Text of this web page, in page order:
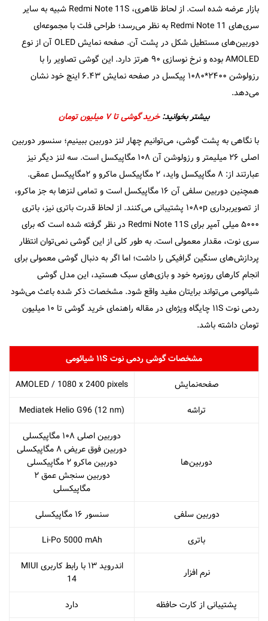
بازار عرضه شده است. از لحاظ ظاهری، Redmi Note 11S شبیه به سایر
سری‌های Redmi Note 11 به نظر می‌رسد؛ طراحی فلت با مجموعه‌ای
دوربین‌های مستطیل شکل در پشت آن. صفحه نمایش OLED آن از نوع
AMOLED بوده و نرخ نو‌سازی ۹۰ هرتز دارد. این گوشی تصاویر را با
رزولوشن ۲۴۰۰*۱۰۸۰ پیکسل در صفحه نمایش ۶.۴۳ اینچ خود نشان
می‌دهد.
بیشتر بخوانید:خرید گوشی تا ۷ میلیون تومان
با نگاهی به پشت گوشی، می‌توانیم چهار لنز دوربین ببینیم؛ سنسور دوربین
اصلی ۲۶ میلیمتر و رزولوشن آن ۱۰۸ مگا‌پیکسل است. سه لنز دیگر نیز
عبارتند از: ۸ مگا‌پیکسل واید، ۲ مگا‌پیکسل ماکرو و ۲مگا‌پیکسل عمقی.
همچنین دوربین سلفی آن ۱۶ مگا‌پیکسل است و تمامی لنز‌ها به جز ماکرو،
از تصویر‌برداری ۱۰۸۰p پشتیبانی می‌کنند. از لحاظ قدرت باتری نیز، باتری
۵۰۰۰ میلی آمپر برای Redmi Note 11S در نظر گرفته شده است که برای
سری نوت، مقدار معمولی است. به طور کلی از این گوشی نمی‌توان انتظار
پردازش‌های سنگین گرافیکی را داشت؛ اما اگر به دنبال گوشی معمولی برای
انجام کار‌های روزمره خود و بازی‌های سبک هستید، این مدل گوشی
شیائومی می‌تواند برایتان مفید واقع شود. مشخصات ذکر شده باعث می‌شود
ردمی نوت ۱۱S چایگاه ویژه‌ای در مقاله راهنمای خرید گوشی تا ۱۰ میلیون
تومان داشته باشد.
مشخصات گوشی ردمی نوت ۱۱S شیائومی
صفحه‌نمایش
AMOLED / 1080 x 2400 pixels
تراشه
Mediatek Helio G96 (12 nm)
دوربین‌ها
دوربین اصلی ۱۰۸ مگاپیکسلی
دوربین فوق عریض ۸ مگاپیکسلی
دوربین ماکرو ۲ مگاپیکسلی
دوربین سنجش عمق ۲
مگاپیکسلی
دوربین سلفی
سنسور ۱۶ مگاپیکسلی
باتری
Li-Po 5000 mAh
نرم افزار
اندروید ۱۳ با رابط کاربری MIUI
14
پشتیبانی از کارت حافظه
دارد